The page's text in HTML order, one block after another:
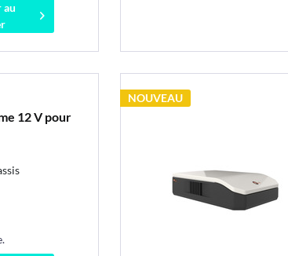
au
12 V pour
NOUVEAU